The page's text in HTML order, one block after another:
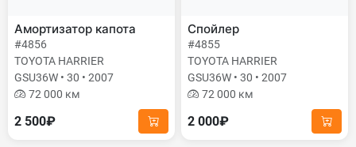
Амортизатор капота
#4856
TOYOTA HARRIER
GSU36W • 30 • 2007
72 000 км
2 500₽
Спойлер
#4855
TOYOTA HARRIER
GSU36W • 30 • 2007
72 000 км
2 000₽